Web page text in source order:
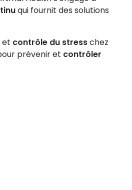
qui fournit des solutions
et contrôle du stresschez
prévenir et contrôler